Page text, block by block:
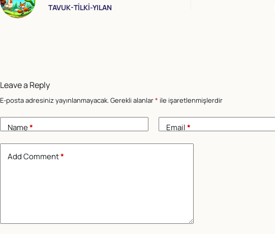
TAVUK-TİLKİ-YILAN
Leave a Reply
E-posta adresiniz yayınlanmayacak.Gerekli alanlar* ile işaretlenmişlerdir
Name* Email*
Add Comment*